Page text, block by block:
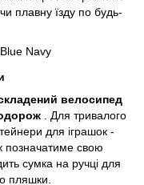
плавну їзду по будь-
велосипед
. Для тривалого
для іграшок -
позначатиме свою
сумка на ручці для
пляшки.